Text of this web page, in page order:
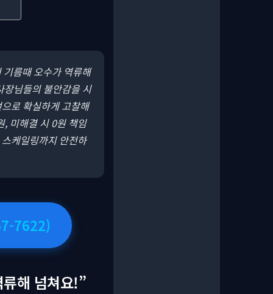
름때 오수가 역류해
님들의 불안감을 시
로 확실하게 고찰해
, 미해결 시 0원 책임
케일링까지 안전하
7622)
해 넘쳐요!”